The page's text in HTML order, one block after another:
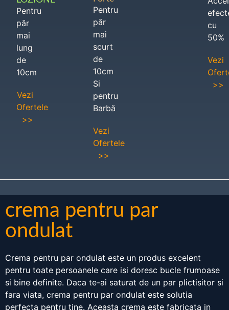
Pentru
păr
mai
lung
de
10cm
Vezi
Ofertele
>>
Pentru
păr
mai
scurt
de
10cm
Si
pentru
Barbă
Vezi
Ofertele
>>
cu
50%
Vezi
>>
crema pentru par
ondulat
Crema pentru par ondulat este un produs excelent
pentru toate persoanele care isi doresc bucle frumoase
si bine definite. Daca te-ai saturat de un par plictisitor si
fara viata, crema pentru par ondulat este solutia
perfecta pentru tine. Aceasta crema este fabricata in